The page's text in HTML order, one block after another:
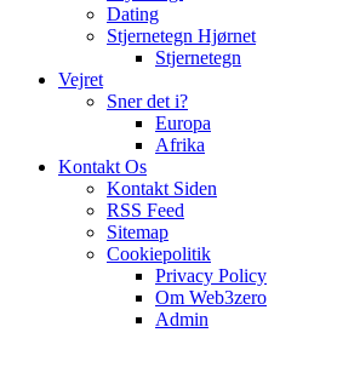
Dating
Stjernetegn Hjørnet
Stjernetegn
Vejret
Sner det i?
Europa
Afrika
Kontakt Os
Kontakt Siden
RSS Feed
Sitemap
Cookiepolitik
Privacy Policy
Om Web3zero
Admin